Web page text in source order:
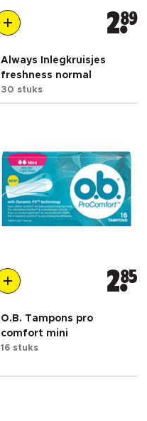
289
Always Inlegkruisjes
freshness normal
30 stuks
285
O.B. Tampons pro
comfort mini
16 stuks